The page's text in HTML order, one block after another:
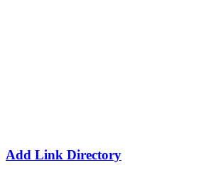
Add Link Directory